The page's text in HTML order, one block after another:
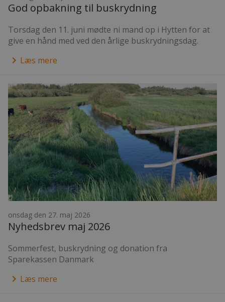
God opbakning til buskrydning
Torsdag den 11. juni mødte ni mand op i Hytten for at
give en hånd med ved den årlige buskrydningsdag.
keyboard_arrow_right Læs mere
onsdag den 27. maj 2026
Nyhedsbrev maj 2026
Sommerfest, buskrydning og donation fra
Sparekassen Danmark
keyboard_arrow_right Læs mere